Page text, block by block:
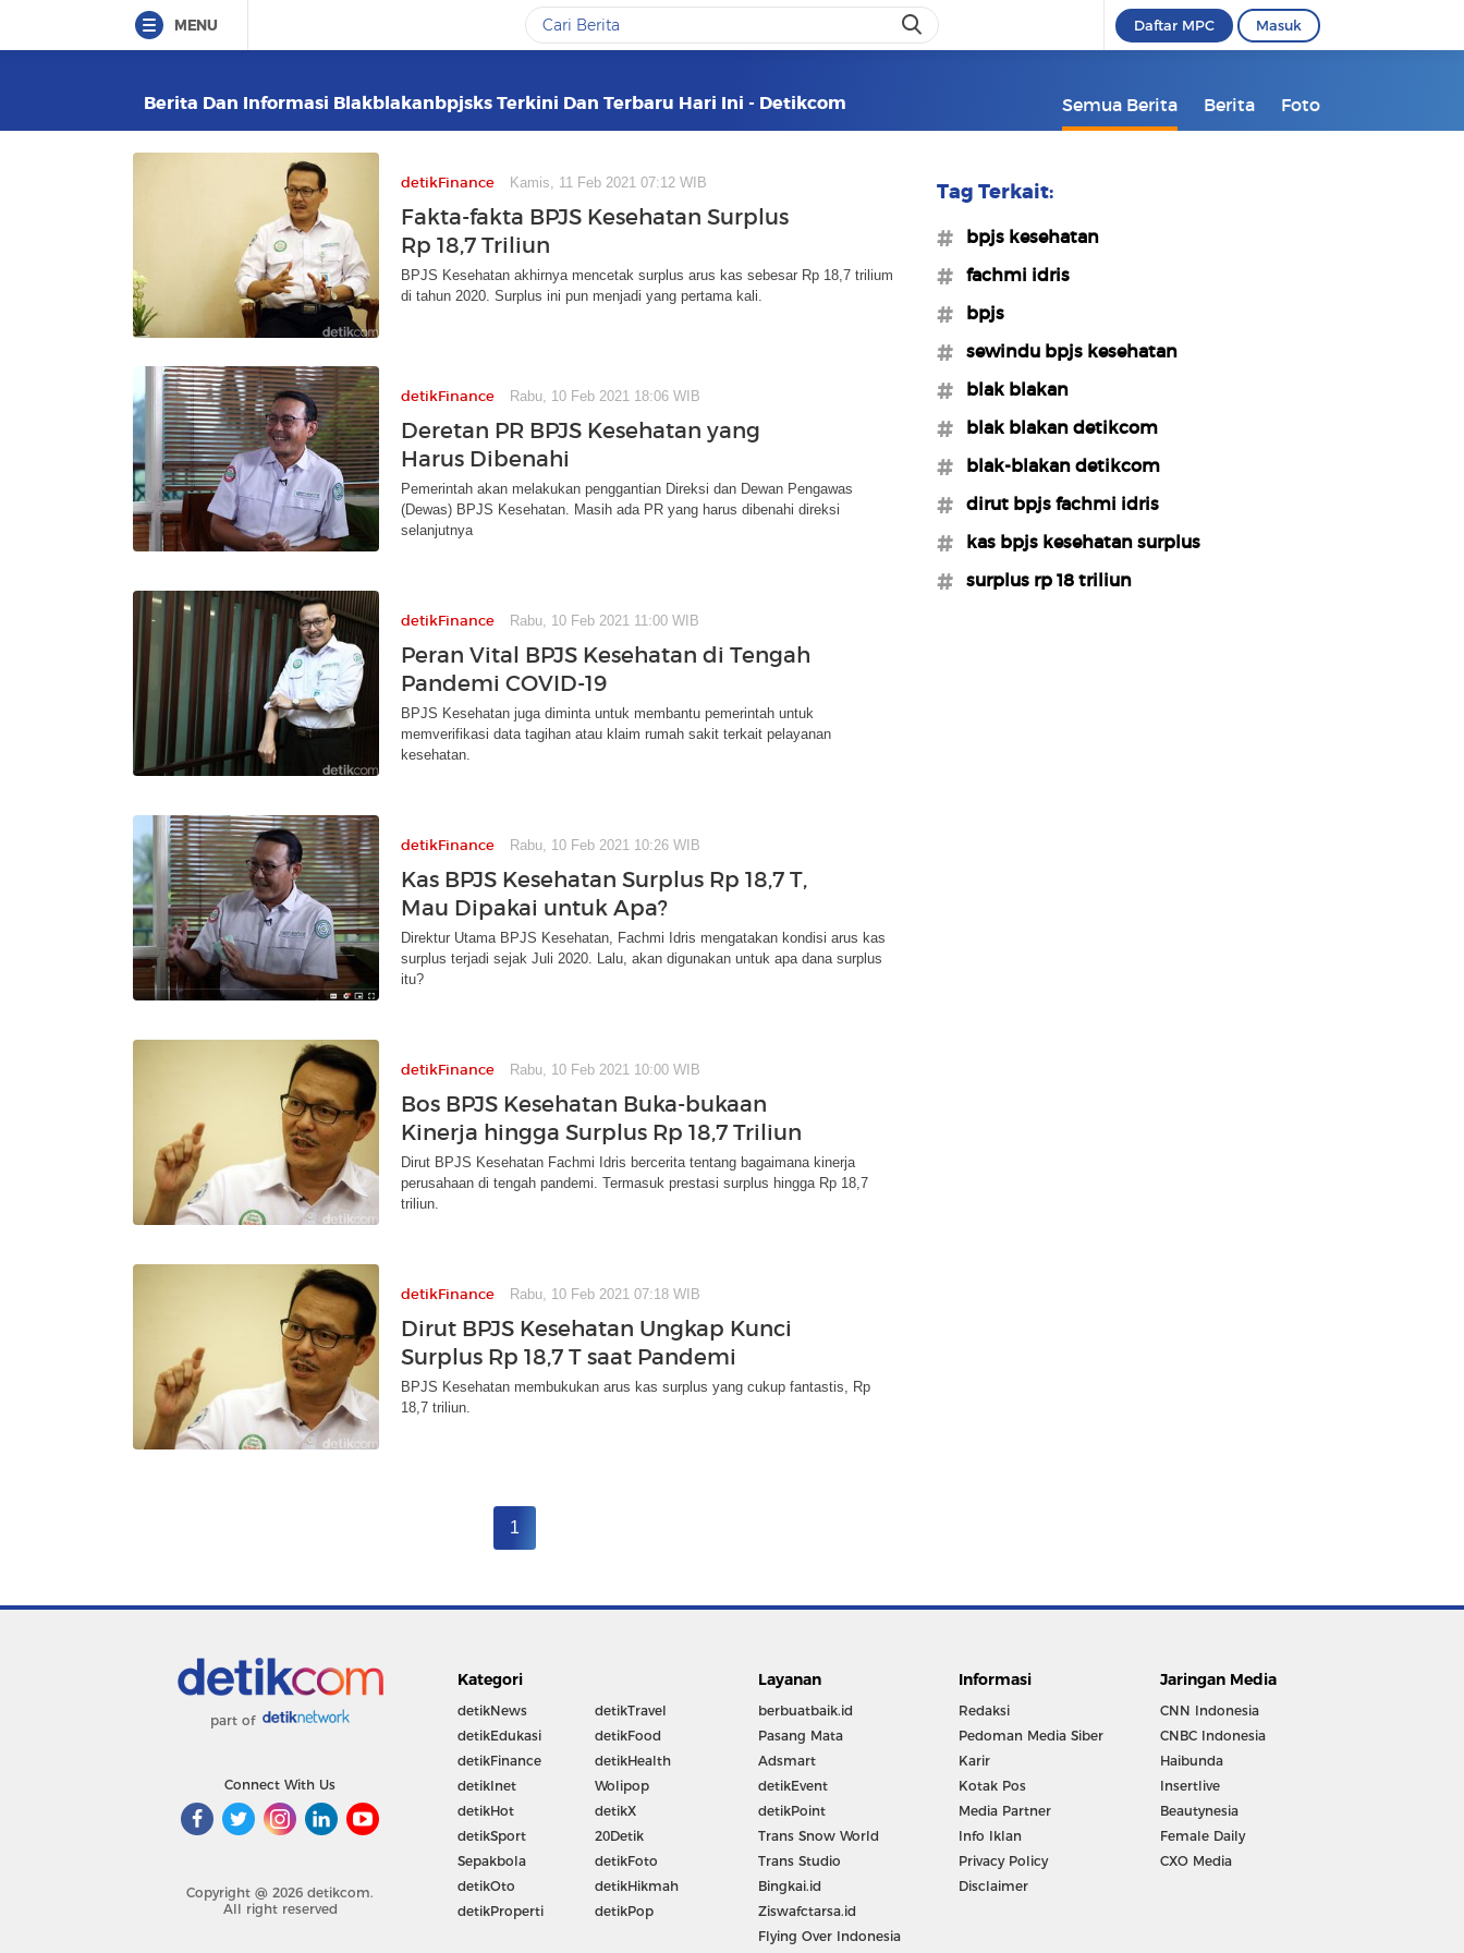
MENU Daftar MPC Masuk
Berita Dan Informasi Blakblakanbpjsks Terkini Dan Terbaru Hari Ini - Detikcom Semua Berita Berita Foto
detikFinance Kamis, 11 Feb 2021 07:12 WIB
Fakta-fakta BPJS Kesehatan Surplus
Rp 18,7 Triliun
BPJS Kesehatan akhirnya mencetak surplus arus kas sebesar Rp 18,7 trilium
di tahun 2020. Surplus ini pun menjadi yang pertama kali.
detikFinance Rabu, 10 Feb 2021 18:06 WIB
Deretan PR BPJS Kesehatan yang
Harus Dibenahi
Pemerintah akan melakukan penggantian Direksi dan Dewan Pengawas
(Dewas) BPJS Kesehatan. Masih ada PR yang harus dibenahi direksi
selanjutnya
detikFinance Rabu, 10 Feb 2021 11:00 WIB
Peran Vital BPJS Kesehatan di Tengah
Pandemi COVID-19
BPJS Kesehatan juga diminta untuk membantu pemerintah untuk
memverifikasi data tagihan atau klaim rumah sakit terkait pelayanan
kesehatan.
detikFinance Rabu, 10 Feb 2021 10:26 WIB
Kas BPJS Kesehatan Surplus Rp 18,7 T,
Mau Dipakai untuk Apa?
Direktur Utama BPJS Kesehatan, Fachmi Idris mengatakan kondisi arus kas
surplus terjadi sejak Juli 2020. Lalu, akan digunakan untuk apa dana surplus
itu?
detikFinance Rabu, 10 Feb 2021 10:00 WIB
Bos BPJS Kesehatan Buka-bukaan
Kinerja hingga Surplus Rp 18,7 Triliun
Dirut BPJS Kesehatan Fachmi Idris bercerita tentang bagaimana kinerja
perusahaan di tengah pandemi. Termasuk prestasi surplus hingga Rp 18,7
triliun.
detikFinance Rabu, 10 Feb 2021 07:18 WIB
Dirut BPJS Kesehatan Ungkap Kunci
Surplus Rp 18,7 T saat Pandemi
BPJS Kesehatan membukukan arus kas surplus yang cukup fantastis, Rp
18,7 triliun.
1
Tag Terkait:
#bpjs kesehatan
#fachmi idris
#bpjs
#sewindu bpjs kesehatan
#blak blakan
#blak blakan detikcom
#blak-blakan detikcom
#dirut bpjs fachmi idris
#kas bpjs kesehatan surplus
#surplus rp 18 triliun
part of
Connect With Us
Copyright @ 2026 detikcom.
All right reserved
Kategori
detikNews
detikEdukasi
detikFinance
detikInet
detikHot
detikSport
Sepakbola
detikOto
detikProperti
detikTravel
detikFood
detikHealth
Wolipop
detikX
20Detik
detikFoto
detikHikmah
detikPop
Layanan
berbuatbaik.id
Pasang Mata
Adsmart
detikEvent
detikPoint
Trans Snow World
Trans Studio
Bingkai.id
Ziswafctarsa.id
Flying Over Indonesia
Informasi
Redaksi
Pedoman Media Siber
Karir
Kotak Pos
Media Partner
Info Iklan
Privacy Policy
Disclaimer
Jaringan Media
CNN Indonesia
CNBC Indonesia
Haibunda
Insertlive
Beautynesia
Female Daily
CXO Media